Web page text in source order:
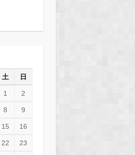
土 日
1 2
8 9
15 16
22 23